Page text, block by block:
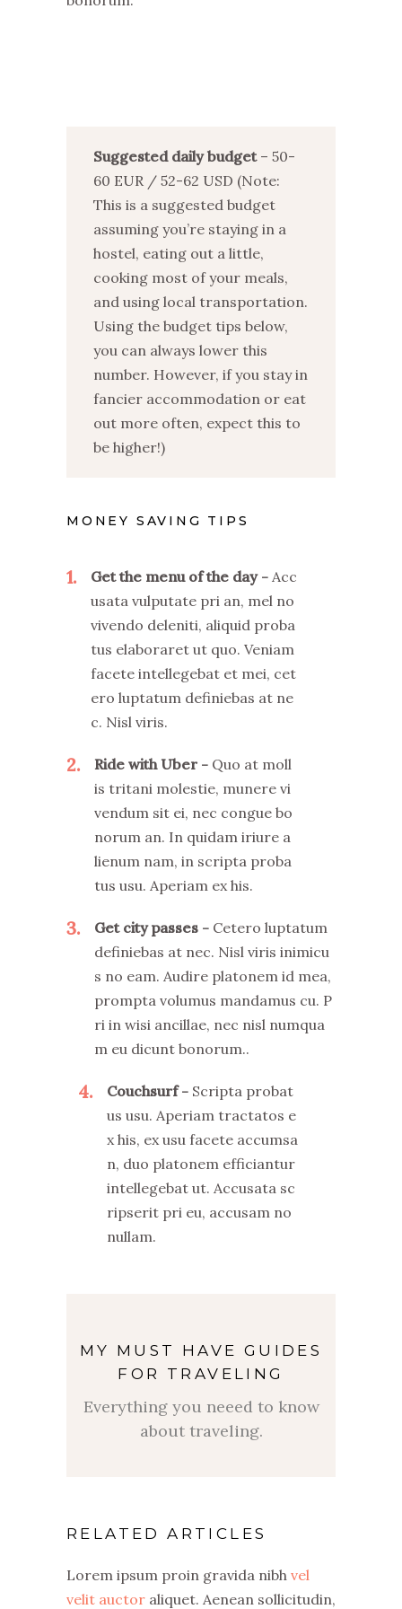
Suggested daily budget– 50-
60 EUR / 52-62 USD (Note:
This is a suggested budget
assuming you’re staying in a
hostel, eating out a little,
cooking most of your meals,
and using local transportation.
Using the budget tips below,
you can always lower this
number. However, if you stay in
fancier accommodation or eat
out more often, expect this to
be higher!)
MONEY SAVING TIPS
1 Get the menu of the day
Acc
usata vulputate pri an, mel no
vivendo deleniti, aliquid proba
tus elaboraret ut quo. Veniam
facete intellegebat et mei, cet
ero luptatum definiebas at ne
c. Nisl viris.
2 Ride with Uber
Quo at moll
is tritani molestie, munere vi
vendum sit ei, nec congue bo
norum an. In quidam iriure a
lienum nam, in scripta proba
tus usu. Aperiam ex his.
3 Get city passes
Cetero luptatum
definiebas at nec. Nisl viris inimicu
s no eam. Audire platonem id mea,
prompta volumus mandamus cu. P
ri in wisi ancillae, nec nisl numqua
m eu dicunt bonorum..
4 Couchsurf
Scripta probat
us usu. Aperiam tractatos e
x his, ex usu facete accumsa
n, duo platonem efficiantur
intellegebat ut. Accusata sc
ripserit pri eu, accusam no
nullam.
MY MUST HAVE GUIDES
FOR TRAVELING
Everything you neeed to know
about traveling.
RELATED ARTICLES
Lorem ipsum proin gravida nibh vel
velit auctor aliquet. Aenean sollicitudin,